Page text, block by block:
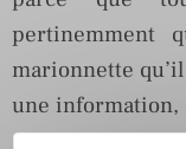
pertinemment
marionnette
une information,